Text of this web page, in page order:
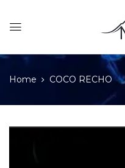
Home COCO RECHO